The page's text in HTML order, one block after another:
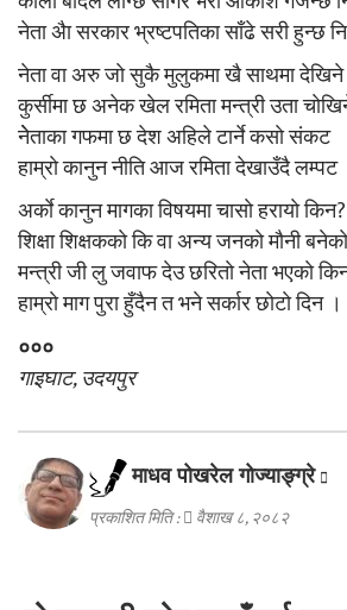
नेता अैा सरकार भ्रष्टपतिका साँढे सरी हुन्छ
नेता वा अरु जाे सुकै मुलुकमा खै साथमा देखिने
कुर्सीमा छ अनेक खेल रमिता मन्त्री उता
नेेताका गफमा छ देश अहिले टार्ने कसाे संकट
हाम्राे कानुन नीति आज रमिता देखाउँदै लम्पट
अर्काे कानुन मागका विषयमा चासाे हरायाे किन?
शिक्षा शिक्षककाे कि वा अन्य जनकाे माैनी
मन्त्री जी लु जवाफ देउ छरिताे नेता भएकाे
हाम्राे माग पुरा हुँदैन त भने सर्कार छाेटाे दिन
०००
गाइघाट, उदयपुर
माधव पोखरेल गोज्याङ्ग्रे
प्रकाशित मिति : वैशाख ८, २०८२